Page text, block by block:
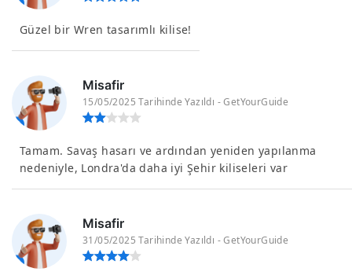
Güzel bir Wren tasarımlı kilise!
Misafir
15/05/2025 Tarihinde Yazıldı - GetYourGuide
Tamam. Savaş hasarı ve ardından yeniden yapılanma
nedeniyle, Londra'da daha iyi Şehir kiliseleri var
Misafir
31/05/2025 Tarihinde Yazıldı - GetYourGuide